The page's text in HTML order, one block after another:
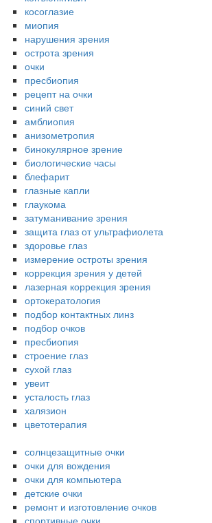
косоглазие
миопия
нарушения зрения
острота зрения
очки
пресбиопия
рецепт на очки
синий свет
амблиопия
анизометропия
бинокулярное зрение
биологические часы
блефарит
глазные капли
глаукома
затуманивание зрения
защита глаз от ультрафиолета
здоровье глаз
измерение остроты зрения
коррекция зрения у детей
лазерная коррекция зрения
ортокератология
подбор контактных линз
подбор очков
пресбиопия
строение глаз
сухой глаз
увеит
усталость глаз
халязион
цветотерапия
солнцезащитные очки
очки для вождения
очки для компьютера
детские очки
ремонт и изготовление очков